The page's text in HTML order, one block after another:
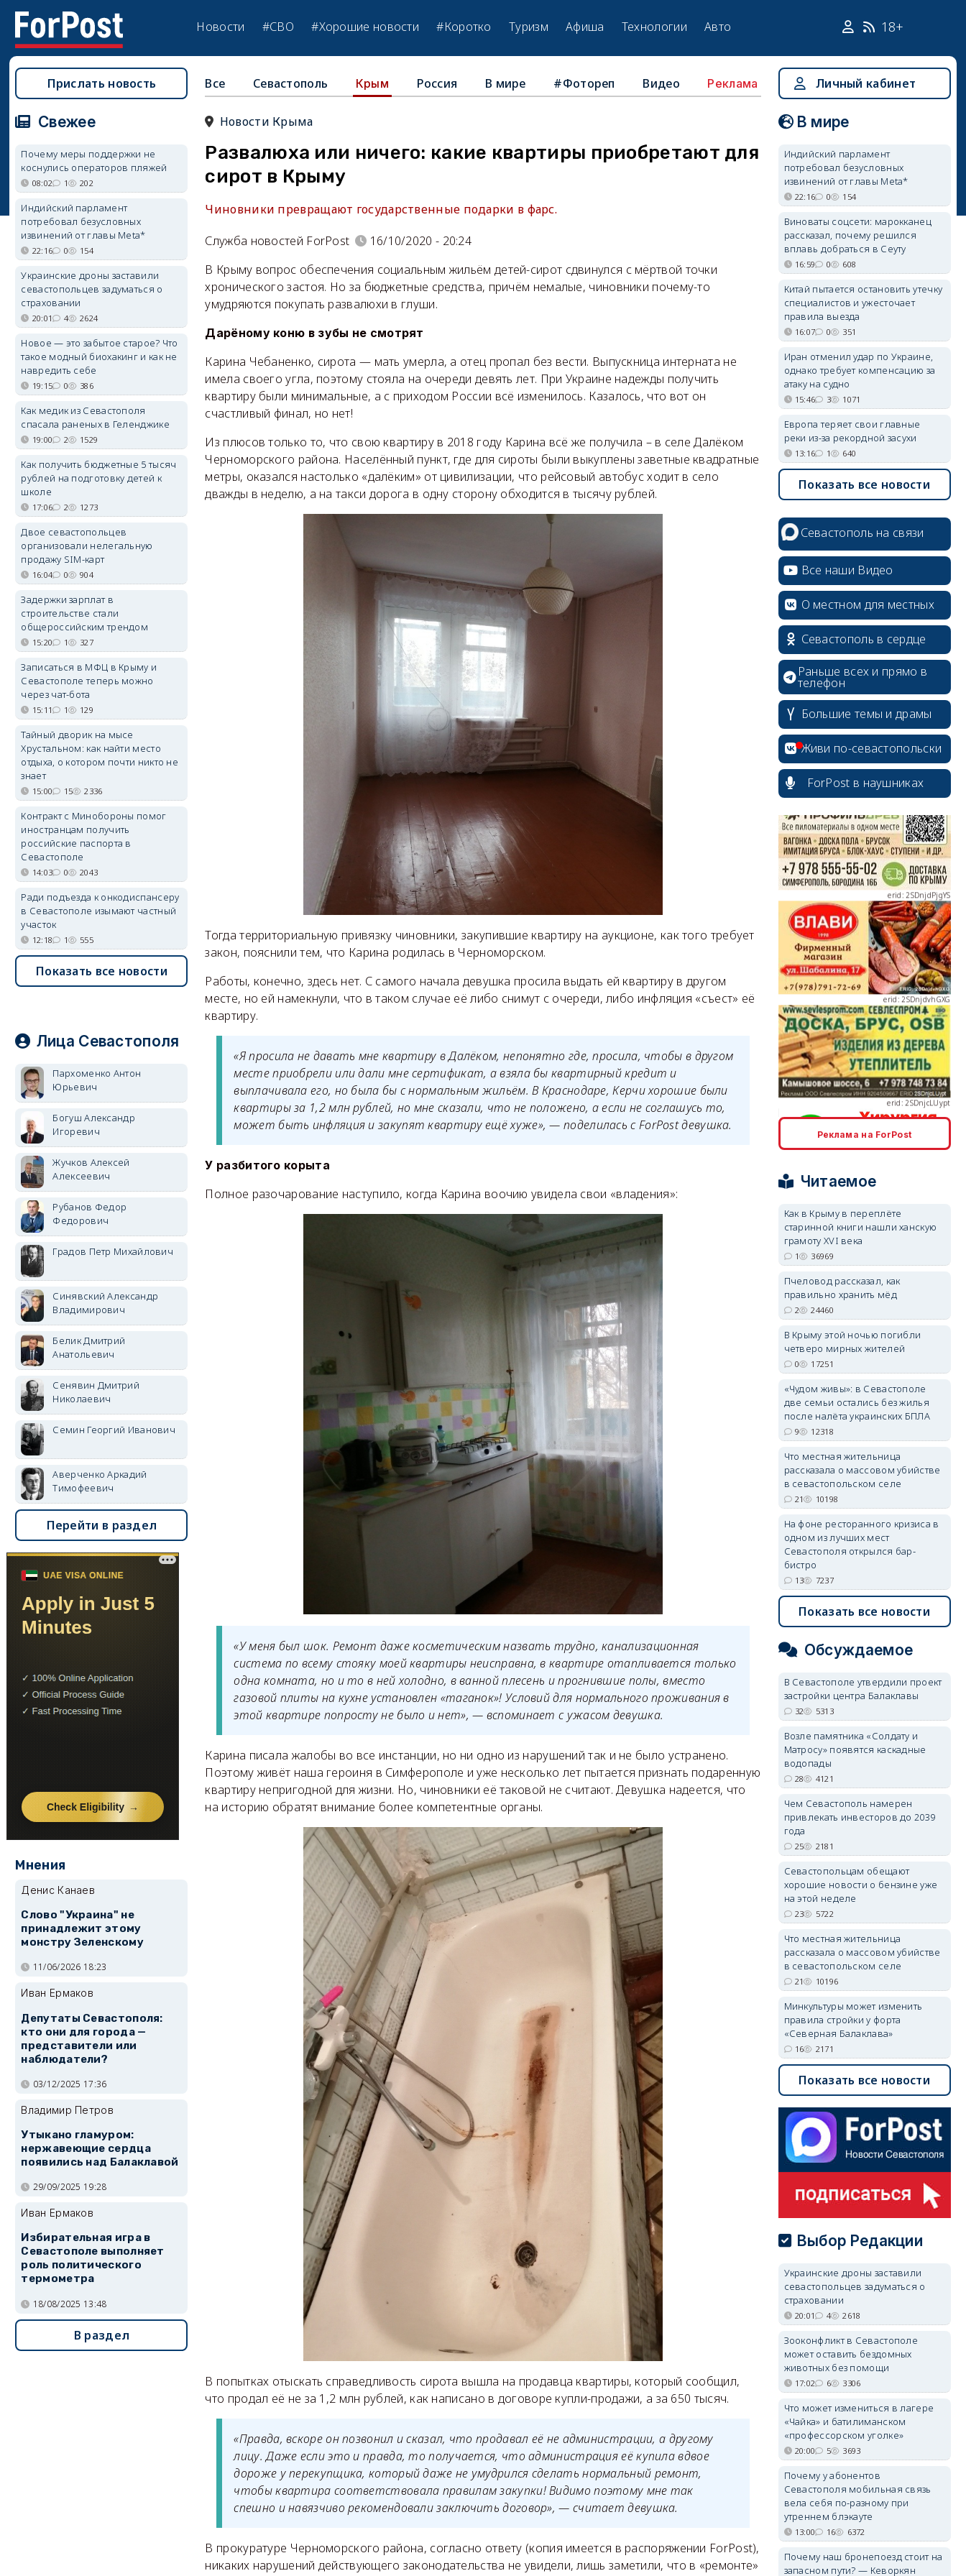
Новости #СВО #Хорошие новости #Коротко Туризм Афиша Технологии Авто 18+
Все Севастополь Крым Россия В мире #Фотореп Видео Реклама
Новости Крыма
Развалюха или ничего: какие квартиры приобретают для
сирот в Крыму
Чиновники превращают государственные подарки в фарс.
Служба новостей ForPost
16/10/2020 - 20:24
В Крыму вопрос обеспечения социальным жильём детей-сирот сдвинулся с мёртвой точки
хронического застоя. Но за бюджетные средства, причём немалые, чиновники почему-то
умудряются покупать развалюхи в глуши.
Дарёному коню в зубы не смотрят
Карина Чебаненко, сирота — мать умерла, а отец пропал без вести. Выпускница интерната не
имела своего угла, поэтому стояла на очереди девять лет. При Украине надежды получить
квартиру были минимальные, а с приходом России всё изменилось. Казалось, что вот он
счастливый финал, но нет!
Из плюсов только то, что свою квартиру в 2018 году Карина всё же получила – в селе Далёком
Черноморского района. Населённый пункт, где для сироты были выкуплены заветные квадратные
метры, оказался настолько «далёким» от цивилизации, что рейсовый автобус ходит в село
дважды в неделю, а на такси дорога в одну сторону обходится в тысячу рублей.
Тогда территориальную привязку чиновники, закупившие квартиру на аукционе, как того требует
закон, пояснили тем, что Карина родилась в Черноморском.
Работы, конечно, здесь нет. С самого начала девушка просила выдать ей квартиру в другом
месте, но ей намекнули, что в таком случае её либо снимут с очереди, либо инфляция «съест» её
квартиру.
«Я просила не давать мне квартиру в Далёком, непонятно где, просила, чтобы в другом
месте приобрели или дали мне сертификат, а взяла бы квартирный кредит и
выплачивала его, но была бы с нормальным жильём. В Краснодаре, Керчи хорошие были
квартиры за 1,2 млн рублей, но мне сказали, что не положено, а если не соглашусь то,
может быть инфляция и закупят квартиру ещё хуже», — поделилась с ForPost девушка.
У разбитого корыта
Полное разочарование наступило, когда Карина воочию увидела свои «владения»:
«У меня был шок. Ремонт даже косметическим назвать трудно, канализационная
система по всему стояку моей квартиры неисправна, в квартире отапливается только
одна комната, но и то в ней холодно, в ванной плесень и прогнившие полы, вместо
газовой плиты на кухне установлен «таганок»! Условий для нормального проживания в
этой квартире попросту не было и нет», — вспоминает с ужасом девушка.
Карина писала жалобы во все инстанции, но ни одно из нарушений так и не было устранено.
Поэтому живёт наша героиня в Симферополе и уже несколько лет пытается признать подаренную
квартиру непригодной для жизни. Но, чиновники её таковой не считают. Девушка надеется, что
на историю обратят внимание более компетентные органы.
В попытках отыскать справедливость сирота вышла на продавца квартиры, который сообщил,
что продал её не за 1,2 млн рублей, как написано в договоре купли-продажи, а за 650 тысяч.
«Правда, вскоре он позвонил и сказал, что продавал её не администрации, а другому
лицу. Даже если это и правда, то получается, что администрация её купила вдвое
дороже у перекупщика, который даже не умудрился сделать нормальный ремонт,
чтобы квартира соответствовала правилам закупки! Видимо поэтому мне так
спешно и навязчиво рекомендовали заключить договор», — считает девушка.
В прокуратуре Черноморского района, согласно ответу (копия имеется в распоряжении ForPost),
никаких нарушений действующего законодательства не увидели, лишь заметили, что в «ремонте»
Прислать новость
Свежее
Почему меры поддержки не
коснулись операторов пляжей
08:02 1 202
Индийский парламент
потребовал безусловных
извинений от главы Meta*
22:16 0 154
Украинские дроны заставили
севастопольцев задуматься о
страховании
20:01 4 2624
Новое — это забытое старое? Что
такое модный биохакинг и как не
навредить себе
19:15 0 386
Как медик из Севастополя
спасала раненых в Геленджике
19:00 2 1529
Как получить бюджетные 5 тысяч
рублей на подготовку детей к
школе
17:06 2 1273
Двое севастопольцев
организовали нелегальную
продажу SIM-карт
16:04 0 904
Задержки зарплат в
строительстве стали
общероссийским трендом
15:20 1 327
Записаться в МФЦ в Крыму и
Севастополе теперь можно
через чат-бота
15:11 1 129
Тайный дворик на мысе
Хрустальном: как найти место
отдыха, о котором почти никто не
знает
15:00 15 2336
Контракт с Минобороны помог
иностранцам получить
российские паспорта в
Севастополе
14:03 0 2043
Ради подъезда к онкодиспансеру
в Севастополе изымают частный
участок
12:18 1 555
Показать все новости
Лица Севастополя
Пархоменко Антон
Юрьевич
Богуш Александр
Игоревич
Жучков Алексей
Алексеевич
Рубанов Федор
Федорович
Градов Петр Михайлович
Синявский Александр
Владимирович
Белик Дмитрий
Анатольевич
Сенявин Дмитрий
Николаевич
Семин Георгий Иванович
Аверченко Аркадий
Тимофеевич
Перейти в раздел
Мнения
Денис Канаев
Слово "Украина" не
принадлежит этому
монстру Зеленскому
11/06/2026 18:23
Иван Ермаков
Депутаты Севастополя:
кто они для города —
представители или
наблюдатели?
03/12/2025 17:36
Владимир Петров
Утыкано гламуром:
нержавеющие сердца
появились над Балаклавой
29/09/2025 19:28
Иван Ермаков
Избирательная игра в
Севастополе выполняет
роль политического
термометра
18/08/2025 13:48
В раздел
Личный кабинет
В мире
Индийский парламент
потребовал безусловных
извинений от главы Meta*
22:16 0 154
Виноваты соцсети: марокканец
рассказал, почему решился
вплавь добраться в Сеуту
16:59 0 608
Китай пытается остановить утечку
специалистов и ужесточает
правила выезда
16:07 0 351
Иран отменил удар по Украине,
однако требует компенсацию за
атаку на судно
15:46 3 1071
Европа теряет свои главные
реки из-за рекордной засухи
13:16 1 640
Показать все новости
Севастополь на связи
Все наши Видео
О местном для местных
Севастополь в сердце
Раньше всех и прямо в
телефон
Большие темы и драмы
Живи по-севастопольски
ForPost в наушниках
erid: 2SDnjcrDNw6
erid: 2SDnjdPjgYS
erid: 2SDnjdvhGXG
erid: 2SDnjcLUypt
erid: 2SDnjcrDNw6
erid: 2SDnjdvhGXG
Реклама на ForPost
Читаемое
Как в Крыму в переплёте
старинной книги нашли ханскую
грамоту XVI века
1 36969
Пчеловод рассказал, как
правильно хранить мёд
2 24460
В Крыму этой ночью погибли
четверо мирных жителей
0 17251
«Чудом живы»: в Севастополе
две семьи остались без жилья
после налёта украинских БПЛА
9 12318
Что местная жительница
рассказала о массовом убийстве
в севастопольском селе
21 10198
На фоне ресторанного кризиса в
одном из лучших мест
Севастополя открылся бар-
бистро
13 7237
Показать все новости
Обсуждаемое
В Севастополе утвердили проект
застройки центра Балаклавы
32 5313
Возле памятника «Солдату и
Матросу» появятся каскадные
водопады
28 4121
Чем Севастополь намерен
привлекать инвесторов до 2039
года
25 2181
Севастопольцам обещают
хорошие новости о бензине уже
на этой неделе
23 5722
Что местная жительница
рассказала о массовом убийстве
в севастопольском селе
21 10196
Минкультуры может изменить
правила стройки у форта
«Северная Балаклава»
16 2171
Показать все новости
Выбор Редакции
Украинские дроны заставили
севастопольцев задуматься о
страховании
20:01 4 2618
Зооконфликт в Севастополе
может оставить бездомных
животных без помощи
17:02 6 3306
Что может измениться в лагере
«Чайка» и батилиманском
«профессорском уголке»
20:00 5 3693
Почему у абонентов
Севастополя мобильная связь
вела себя по-разному при
утреннем блэкауте
13:00 16 6372
Почему наш бронепоезд стоит на
запасном пути? — Кеворкян